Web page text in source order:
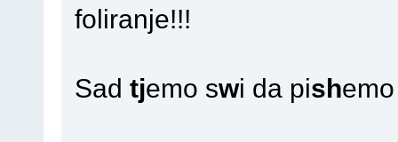
foliranje!!!
Sad tjemo swi da pish